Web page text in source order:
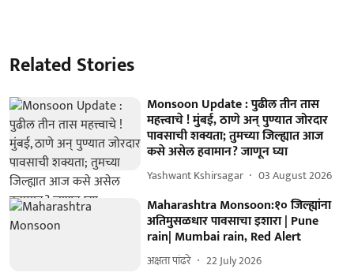
Related Stories
Monsoon Update : पुढील तीन तास
महत्त्वाचे ! मुंबई, ठाणे अन् पुण्यात जोरदार
पावसाची शक्यता; तुमच्या जिल्ह्यात आज
कसे असेल हवामान? जाणून घ्या
Yashwant Kshirsagar 03 August 2026
Maharashtra Monsoon:१० जिल्ह्यांना
अतिमुसळधार पावसाचा इशारा | Pune
rain| Mumbai rain, Red Alert
अक्षता पांढरे 22 July 2026